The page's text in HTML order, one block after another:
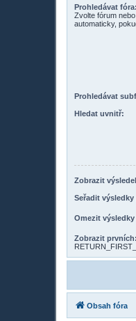
Prohledávat fóra:
Zvolte fórum
automaticky,
Prohledávat
Hledat uvnitř:
Zobrazit
Seřadit výsledky
Omezit
Zobrazit prvních:
Obsah fóra